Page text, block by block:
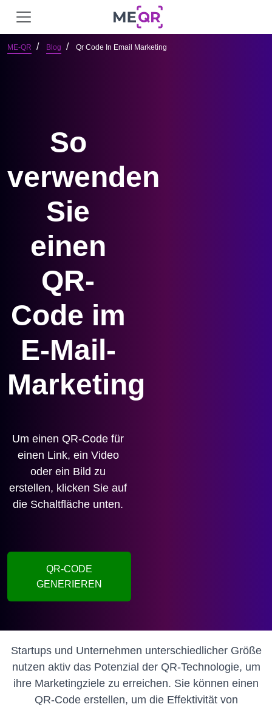
ME-QR Blog Qr Code In Email Marketing
So
verwenden
Sie
einen
QR-
Code im
E-Mail-
Marketing
Um einen QR-Code für
einen Link, ein Video
oder ein Bild zu
erstellen, klicken Sie auf
die Schaltfläche unten.
QR-CODE
GENERIEREN
Startups und Unternehmen unterschiedlicher Größe
nutzen aktiv das Potenzial der QR-Technologie, um
ihre Marketingziele zu erreichen. Sie können einen
QR-Code erstellen, um die Effektivität von